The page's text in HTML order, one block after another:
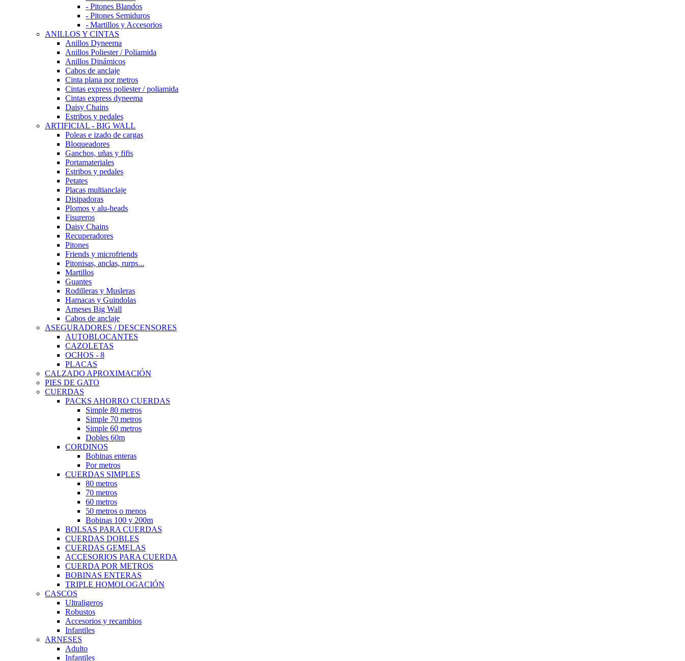
- Pitones Blandos
- Pitones Semiduros
- Martillos y Accesorios
ANILLOS Y CINTAS
Anillos Dyneema
Anillos Poliester / Poliamida
Anillos Dinámicos
Cabos de anclaje
Cinta plana por metros
Cintas express poliester / poliamida
Cintas express dyneema
Daisy Chains
Estribos y pedales
ARTIFICIAL - BIG WALL
Poleas e izado de cargas
Bloqueadores
Ganchos, uñas y fifis
Portamateriales
Estribos y pedales
Petates
Placas multianclaje
Disipadoras
Plomos y alu-heads
Fisureros
Daisy Chains
Recuperadores
Pitones
Friends y microfriends
Pitonisas, anclas, rurps...
Martillos
Guantes
Rodilleras y Musleras
Hamacas y Guindolas
Arneses Big Wall
Cabos de anclaje
ASEGURADORES / DESCENSORES
AUTOBLOCANTES
CAZOLETAS
OCHOS - 8
PLACAS
CALZADO APROXIMACIÓN
PIES DE GATO
CUERDAS
PACKS AHORRO CUERDAS
Simple 80 metros
Simple 70 metros
Simple 60 metros
Dobles 60m
CORDINOS
Bobinas enteras
Por metros
CUERDAS SIMPLES
80 metros
70 metros
60 metros
50 metros o menos
Bobinas 100 y 200m
BOLSAS PARA CUERDAS
CUERDAS DOBLES
CUERDAS GEMELAS
ACCESORIOS PARA CUERDA
CUERDA POR METROS
BOBINAS ENTERAS
TRIPLE HOMOLOGACIÓN
CASCOS
Ultraligeros
Robustos
Accesorios y recambios
Infantiles
ARNESES
Adulto
Infantiles